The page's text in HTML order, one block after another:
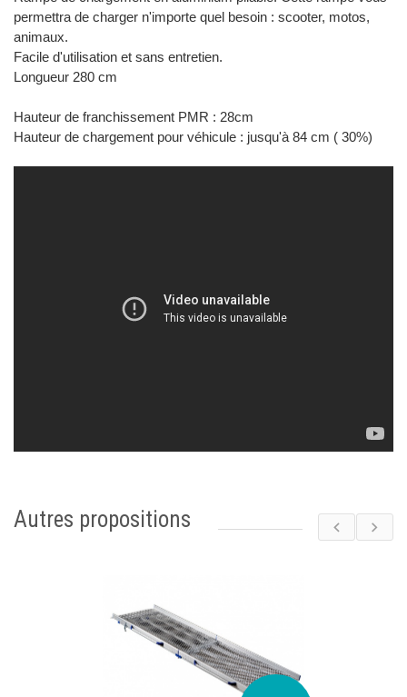
permettra de charger n'importe quel besoin : scooter, motos,
animaux.
Facile d'utilisation et sans entretien.
Longueur 280 cm
Hauteur de franchissement PMR : 28cm
Hauteur de chargement pour véhicule : jusqu'à 84 cm ( 30%)
Autres propositions